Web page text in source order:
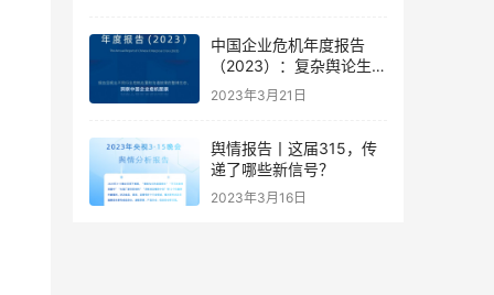
中国企业危机年度报告
（2023）：复杂舆论生态
下的企业危机应对新思路
2023年3月21日
舆情报告丨这届315，传
递了哪些新信号？
2023年3月16日